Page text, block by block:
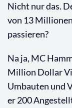
Nicht nur das.
von 13
passieren?
Na ja, MC
Million Dollar
Umbauten und
er 200